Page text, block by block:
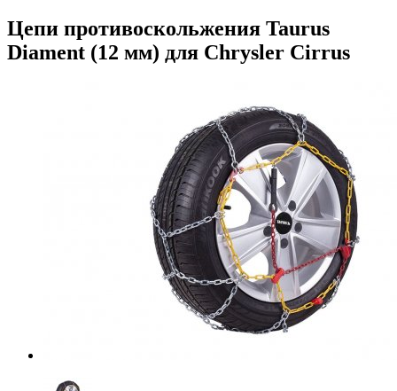
Цепи противоскольжения Taurus
Diament (12 мм) для Chrysler Cirrus